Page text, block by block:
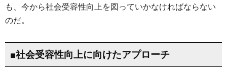
も、今から社会受容性向上を図っていかなければならない
のだ。
■社会受容性向上に向けたアプローチ